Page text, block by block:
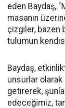
eden Baydaş,
masanın
çizgiler, bazen
tulumun
Baydaş,
unsurlar
getirerek,
edeceğimiz,